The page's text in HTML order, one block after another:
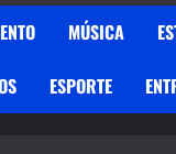
MÚSICA
ESPORTE